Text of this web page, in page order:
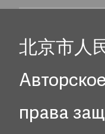
北京市人
права